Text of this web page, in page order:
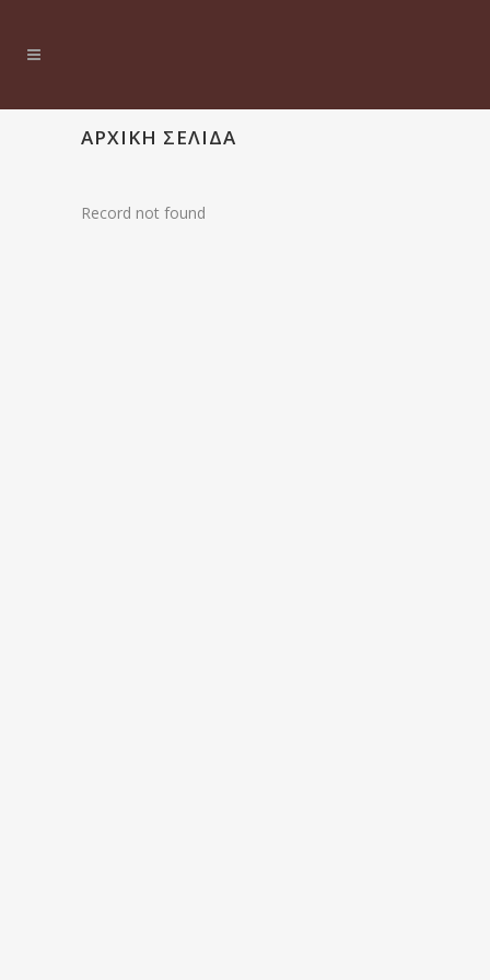
ΑΡΧΙΚΉ ΣΕΛΊΔΑ
Record not found